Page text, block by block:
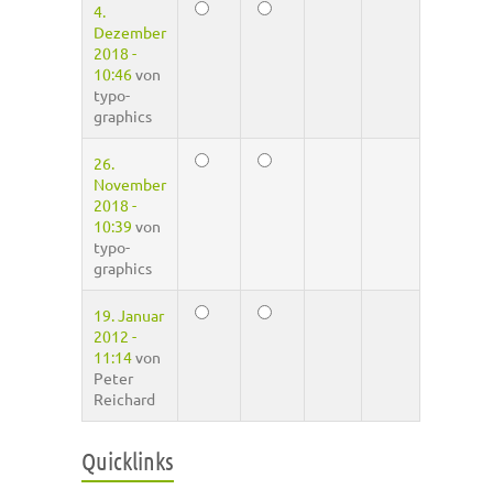
4.
Dezember
2018 -
10:46von
typo-
graphics
26.
November
2018 -
10:39 von
typo-
graphics
19. Januar
2012 -
11:14von
Peter
Reichard
Quicklinks